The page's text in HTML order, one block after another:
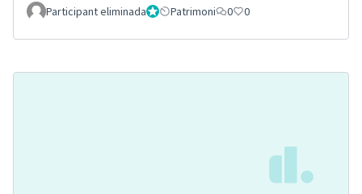
Participant eliminadaAdministrador
Patrimoni 0 0